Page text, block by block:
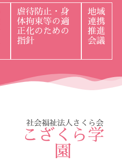
虐待防止・身
体拘束等の適
正化のための
指針
地域
連携
推進
会議
社会福祉法人さくら会
こざくら学
園